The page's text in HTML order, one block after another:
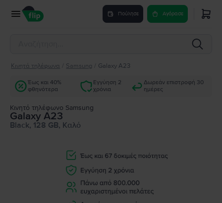
Πούλησε Αγόρασε
Κινητά τηλέφωνα Samsung Galaxy A23
Έως και 40%
φθηνότερα
Εγγύηση 2
χρόνια
Δωρεάν επιστροφή 30
ημέρες
Κινητό τηλέφωνο Samsung
Galaxy A23
Black, 128 GB, Καλό